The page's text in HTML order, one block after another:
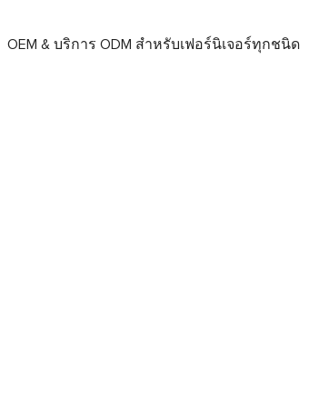
OEM & บริการ ODM สำหรับเฟอร์นิเจอร์ทุกชนิด